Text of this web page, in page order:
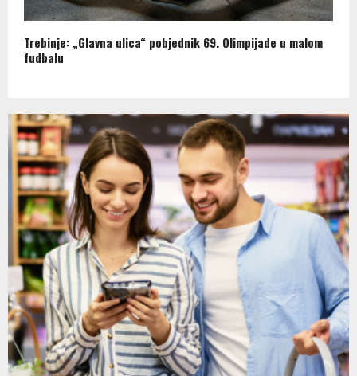
Trebinje: „Glavna ulica“ pobjednik 69. Olimpijade u malom
fudbalu